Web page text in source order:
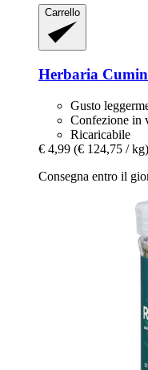
Carrello
Herbaria
Gusto
Confezione in
Ricaricabile
€ 4,99 (€ 124,75 / kg)
Consegna entro il